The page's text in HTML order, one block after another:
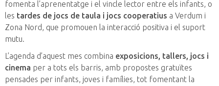
fomenta l’aprenentatge i el vincle lector entre els infants, o
les tardes de jocs de taula i jocs cooperatius a Verdum i
Zona Nord, que promouen la interacció positiva i el suport
mutu.
L’agenda d’aquest mes combina exposicions, tallers, jocs i
cinema per a tots els barris, amb propostes gratuïtes
pensades per infants, joves i famílies, tot fomentant la